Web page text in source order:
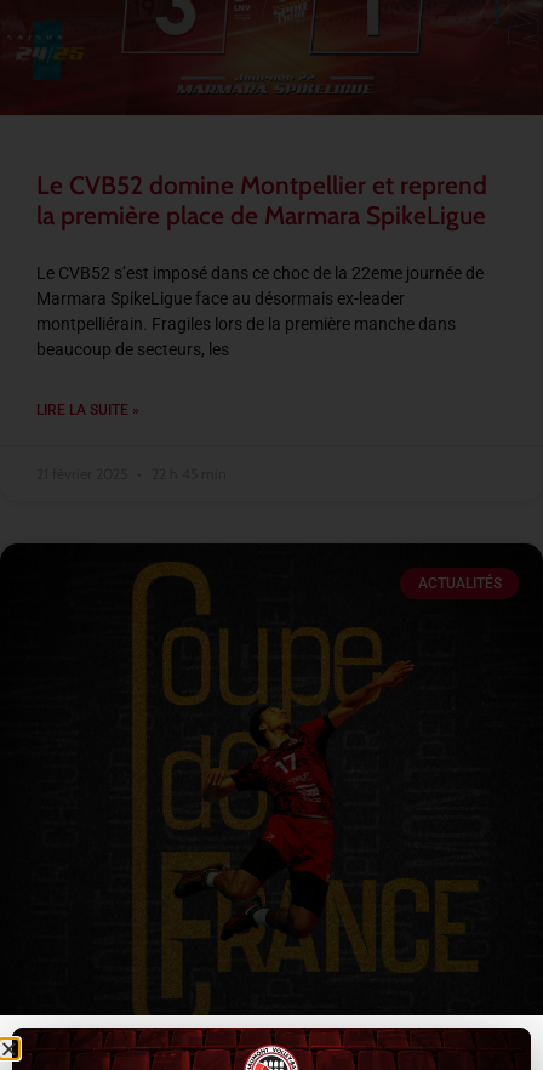
Le CVB52 domine Montpellier et reprend
la première place de Marmara SpikeLigue
Le CVB52 s’est imposé dans ce choc de la 22eme journée de
Marmara SpikeLigue face au désormais ex-leader
montpelliérain. Fragiles lors de la première manche dans
beaucoup de secteurs, les
LIRE LA SUITE »
ACTUALITÉS